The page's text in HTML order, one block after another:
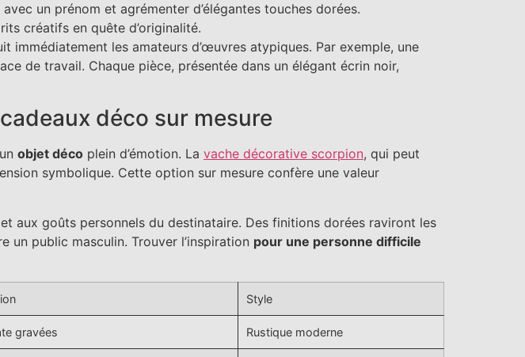
un prénom et agrémenter d’élégantes touches dorées.
créatifs en quête d’originalité.
immédiatement les amateurs d’œuvres atypiques. Par exemple, une
de travail. Chaque pièce, présentée dans un élégant écrin noir,
déco sur mesure
objet déco plein d’émotion. La vache décorative scorpion, qui peut
symbolique. Cette option sur mesure confère une valeur
aux goûts personnels du destinataire. Des finitions dorées raviront les
un public masculin. Trouver l’inspiration pour une personne difficile
Style
gravées Rustique moderne